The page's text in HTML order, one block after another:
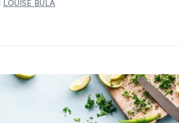
LOUISE BULA